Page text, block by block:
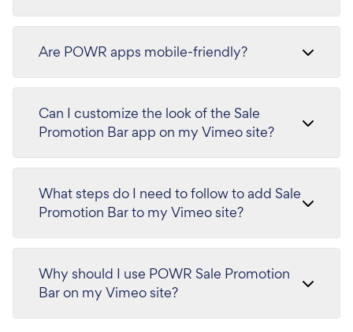
Are POWR apps mobile-friendly?
Can I customize the look of the Sale
Promotion Bar app on my Vimeo site?
What steps do I need to follow to add Sale
Promotion Bar to my Vimeo site?
Why should I use POWR Sale Promotion
Bar on my Vimeo site?